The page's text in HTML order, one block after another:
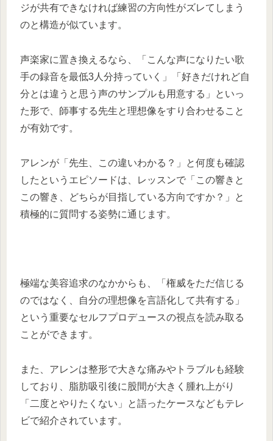
ジが共有できなければ練習の方向性がズレてしまう
のと構造が似ています。
声楽家に置き換えるなら、「こんな声になりたい歌
手の録音を最低3人分持っていく」「好きだけれど自
分とは違うと思う声のサンプルも用意する」といっ
た形で、師事する先生と理想像をすり合わせること
が有効です。
アレンが「先生、この違いわかる？」と何度も確認
したというエピソードは、レッスンで「この響きと
この響き、どちらが目指している方向ですか？」と
積極的に質問する姿勢に通じます。
極端な美容追求のなかからも、「権威をただ信じる
のではなく、自分の理想像を言語化して共有する」
という重要なセルフプロデュースの視点を読み取る
ことができます。
また、アレンは整形で大きな痛みやトラブルも経験
しており、脂肪吸引後に股間が大きく腫れ上がり
「二度とやりたくない」と語ったケースなどもテレ
ビで紹介されています。